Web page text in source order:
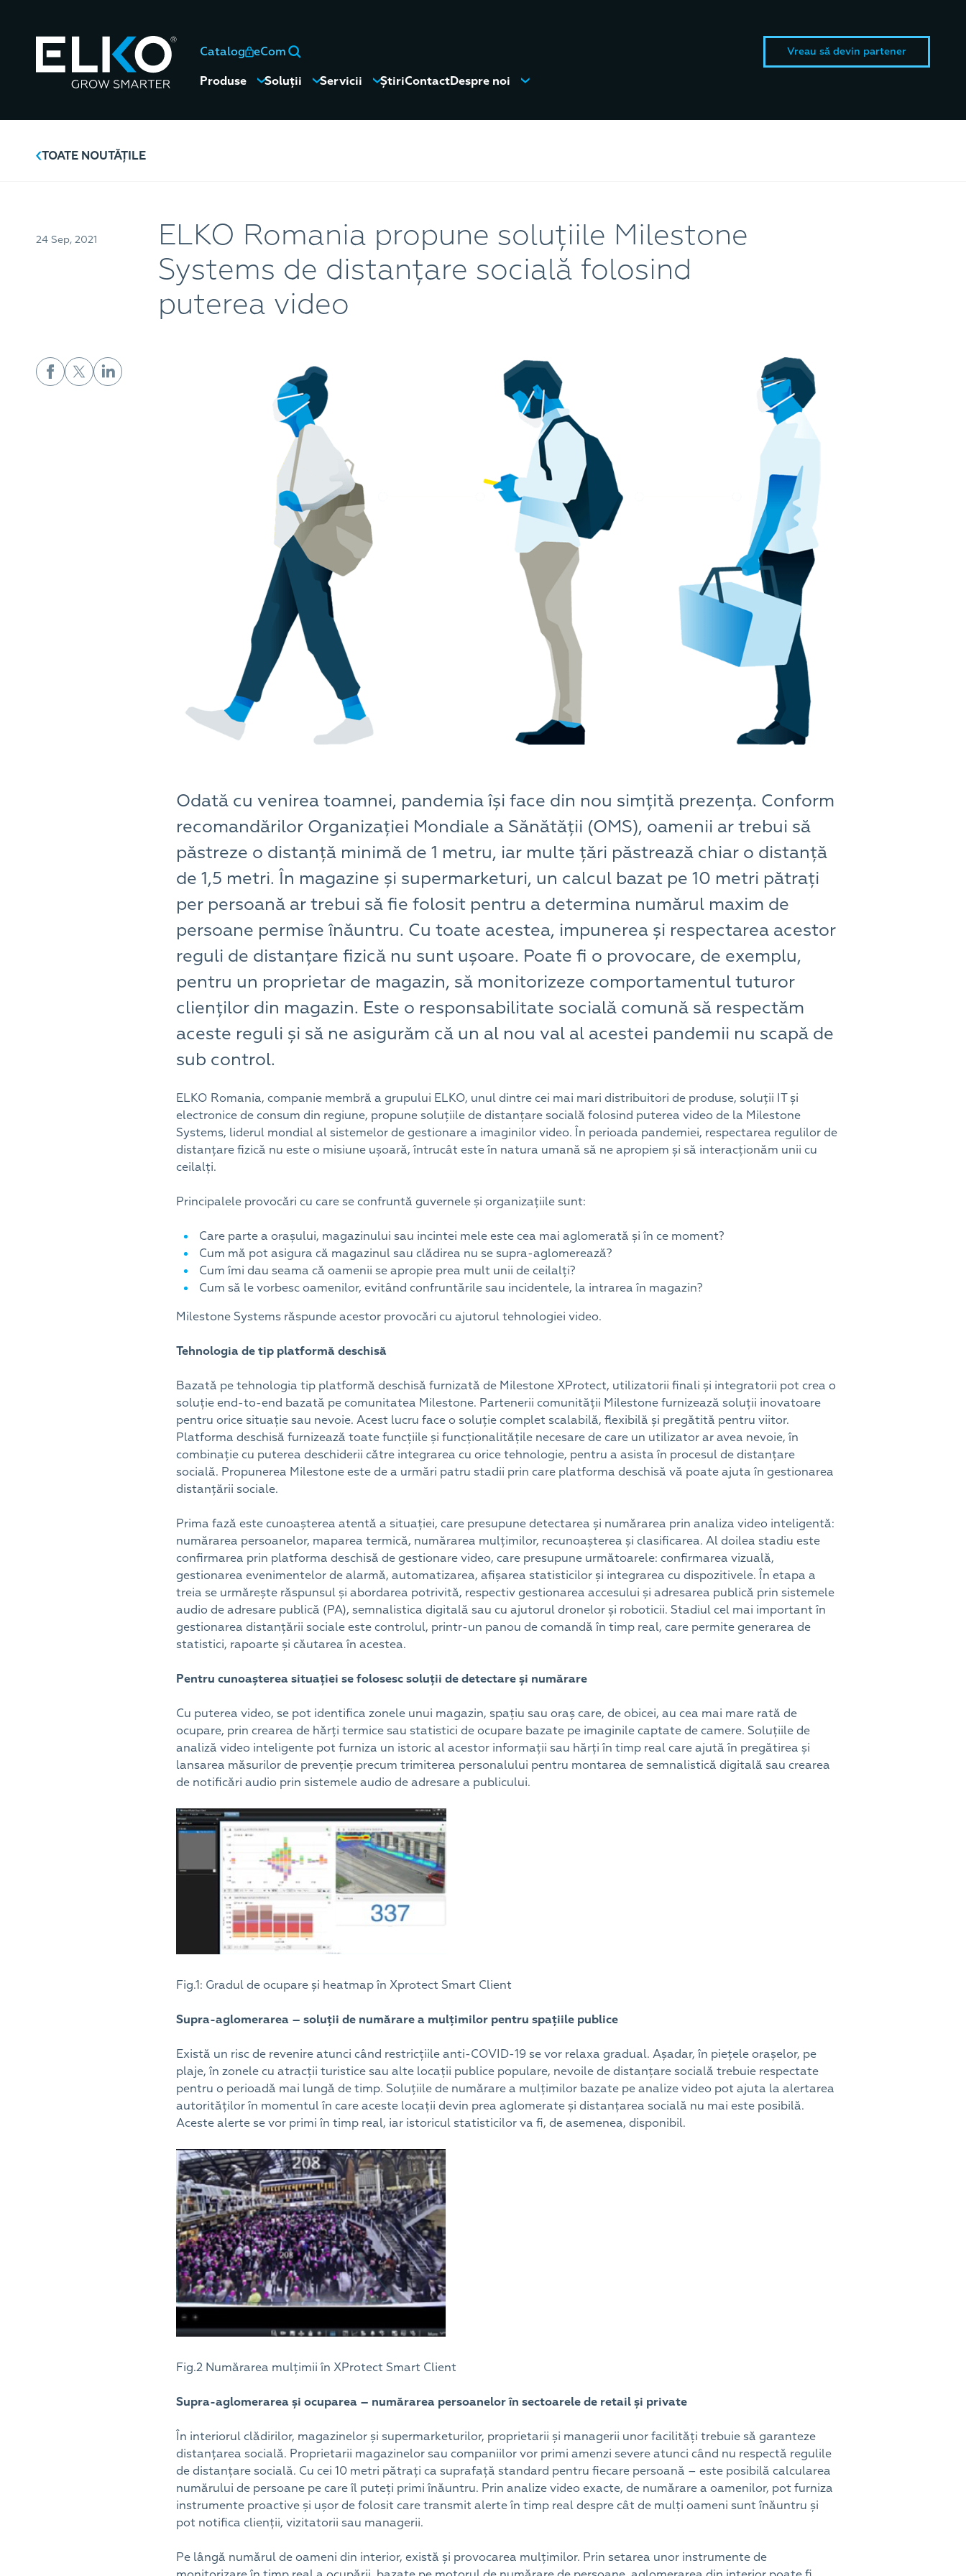
Catalog eCom Vreau să devin partener
Produse Soluții Servicii ȘtiriContactDespre noi
TOATE NOUTĂȚILE
24 Sep, 2021
ELKO Romania propune soluțiile Milestone
Systems de distanțare socială folosind
puterea video
Odată cu venirea toamnei, pandemia își face din nou simțită prezența. Conform
recomandărilor Organizației Mondiale a Sănătății (OMS), oamenii ar trebui să
păstreze o distanță minimă de 1 metru, iar multe țări păstrează chiar o distanță
de 1,5 metri. În magazine și supermarketuri, un calcul bazat pe 10 metri pătrați
per persoană ar trebui să fie folosit pentru a determina numărul maxim de
persoane permise înăuntru. Cu toate acestea, impunerea și respectarea acestor
reguli de distanțare fizică nu sunt ușoare. Poate fi o provocare, de exemplu,
pentru un proprietar de magazin, să monitorizeze comportamentul tuturor
clienților din magazin. Este o responsabilitate socială comună să respectăm
aceste reguli și să ne asigurăm că un al nou val al acestei pandemii nu scapă de
sub control.
ELKO Romania, companie membră a grupului ELKO, unul dintre cei mai mari distribuitori de produse, soluții IT și
electronice de consum din regiune, propune soluțiile de distanțare socială folosind puterea video de la Milestone
Systems, liderul mondial al sistemelor de gestionare a imaginilor video. În perioada pandemiei, respectarea regulilor de
distanțare fizică nu este o misiune ușoară, întrucât este în natura umană să ne apropiem și să interacționăm unii cu
ceilalți.
Principalele provocări cu care se confruntă guvernele și organizațiile sunt:
Care parte a orașului, magazinului sau incintei mele este cea mai aglomerată și în ce moment?
Cum mă pot asigura că magazinul sau clădirea nu se supra-aglomerează?
Cum îmi dau seama că oamenii se apropie prea mult unii de ceilalți?
Cum să le vorbesc oamenilor, evitând confruntările sau incidentele, la intrarea în magazin?
Milestone Systems răspunde acestor provocări cu ajutorul tehnologiei video.
Tehnologia de tip platformă deschisă
Bazată pe tehnologia tip platformă deschisă furnizată de Milestone XProtect, utilizatorii finali și integratorii pot crea o
soluție end-to-end bazată pe comunitatea Milestone. Partenerii comunității Milestone furnizează soluții inovatoare
pentru orice situație sau nevoie. Acest lucru face o soluție complet scalabilă, flexibilă și pregătită pentru viitor.
Platforma deschisă furnizează toate funcțiile și funcționalitățile necesare de care un utilizator ar avea nevoie, în
combinație cu puterea deschiderii către integrarea cu orice tehnologie, pentru a asista în procesul de distanțare
socială. Propunerea Milestone este de a urmări patru stadii prin care platforma deschisă vă poate ajuta în gestionarea
distanțării sociale.
Prima fază este cunoașterea atentă a situației, care presupune detectarea și numărarea prin analiza video inteligentă:
numărarea persoanelor, maparea termică, numărarea mulțimilor, recunoașterea și clasificarea. Al doilea stadiu este
confirmarea prin platforma deschisă de gestionare video, care presupune următoarele: confirmarea vizuală,
gestionarea evenimentelor de alarmă, automatizarea, afișarea statisticilor și integrarea cu dispozitivele. În etapa a
treia se urmărește răspunsul și abordarea potrivită, respectiv gestionarea accesului și adresarea publică prin sistemele
audio de adresare publică (PA), semnalistica digitală sau cu ajutorul dronelor și roboticii. Stadiul cel mai important în
gestionarea distanțării sociale este controlul, printr-un panou de comandă în timp real, care permite generarea de
statistici, rapoarte și căutarea în acestea.
Pentru cunoașterea situației se folosesc soluții de detectare și numărare
Cu puterea video, se pot identifica zonele unui magazin, spațiu sau oraș care, de obicei, au cea mai mare rată de
ocupare, prin crearea de hărți termice sau statistici de ocupare bazate pe imaginile captate de camere. Soluțiile de
analiză video inteligente pot furniza un istoric al acestor informații sau hărți în timp real care ajută în pregătirea și
lansarea măsurilor de prevenție precum trimiterea personalului pentru montarea de semnalistică digitală sau crearea
de notificări audio prin sistemele audio de adresare a publicului.
Fig.1: Gradul de ocupare și heatmap în Xprotect Smart Client
Supra-aglomerarea – soluții de numărare a mulțimilor pentru spațiile publice
Există un risc de revenire atunci când restricțiile anti-COVID-19 se vor relaxa gradual. Așadar, în piețele orașelor, pe
plaje, în zonele cu atracții turistice sau alte locații publice populare, nevoile de distanțare socială trebuie respectate
pentru o perioadă mai lungă de timp. Soluțiile de numărare a mulțimilor bazate pe analize video pot ajuta la alertarea
autorităților în momentul în care aceste locații devin prea aglomerate și distanțarea socială nu mai este posibilă.
Aceste alerte se vor primi în timp real, iar istoricul statisticilor va fi, de asemenea, disponibil.
Fig.2 Numărarea mulțimii în XProtect Smart Client
Supra-aglomerarea și ocuparea – numărarea persoanelor în sectoarele de retail și private
În interiorul clădirilor, magazinelor și supermarketurilor, proprietarii și managerii unor facilități trebuie să garanteze
distanțarea socială. Proprietarii magazinelor sau companiilor vor primi amenzi severe atunci când nu respectă regulile
de distanțare socială. Cu cei 10 metri pătrați ca suprafață standard pentru fiecare persoană – este posibilă calcularea
numărului de persoane pe care îl puteți primi înăuntru. Prin analize video exacte, de numărare a oamenilor, pot furniza
instrumente proactive și ușor de folosit care transmit alerte în timp real despre cât de mulți oameni sunt înăuntru și
pot notifica clienții, vizitatorii sau managerii.
Pe lângă numărul de oameni din interior, există și provocarea mulțimilor. Prin setarea unor instrumente de